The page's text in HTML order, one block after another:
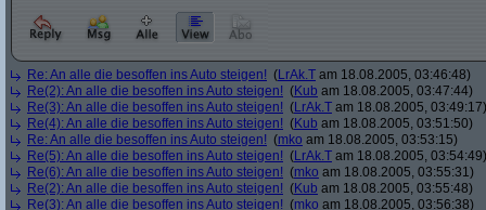
Re: An alle die besoffen ins Auto steigen! (LrAk.T am 18.08.2005, 03:46:48)
Re(2): An alle die besoffen ins Auto steigen! (Kub am 18.08.2005, 03:47:44)
Re(3): An alle die besoffen ins Auto steigen! (LrAk.T am 18.08.2005, 03:49:17)
Re(4): An alle die besoffen ins Auto steigen! (Kub am 18.08.2005, 03:51:50)
Re: An alle die besoffen ins Auto steigen! (mko am 18.08.2005, 03:53:15)
Re(5): An alle die besoffen ins Auto steigen! (LrAk.T am 18.08.2005, 03:54:49)
Re(6): An alle die besoffen ins Auto steigen! (mko am 18.08.2005, 03:55:31)
Re(2): An alle die besoffen ins Auto steigen! (Kub am 18.08.2005, 03:55:48)
Re(3): An alle die besoffen ins Auto steigen! (mko am 18.08.2005, 03:56:38)